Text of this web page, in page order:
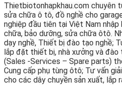
Thietbiotonhapkhau.com chuyên
sửa chữa ô tô, đồ nghề cho
nghiệp đầu tiên tại Việt Nam
chữa, bảo dưỡng, sửa chữa ôtô.
dạy nghề, Thiết bị đào tạo nghề;
lắp đặt thiết bị, nhà xưởng và đào
(Sales -Services – Spare parts)
Cung cấp phụ tùng ôtô; Tư vấn
cho các dây chuyền sản xuất, lắp